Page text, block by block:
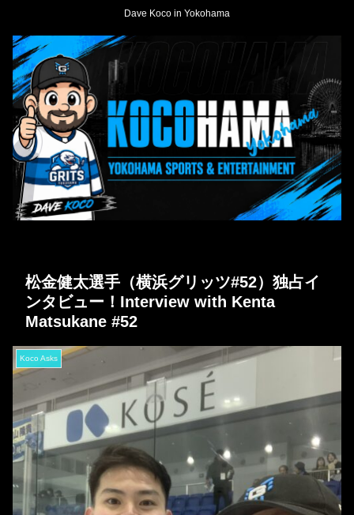
Dave Koco in Yokohama
松金健太選手（横浜グリッツ#52）独占イ
ンタビュー！Interview with Kenta
Matsukane #52
Koco Asks